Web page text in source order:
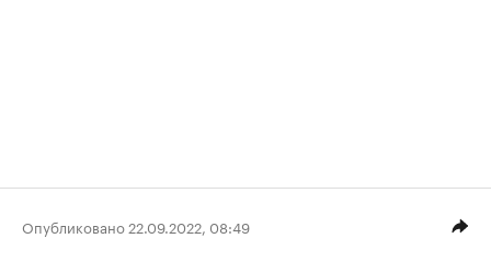
Опубликовано 22.09.2022, 08:49